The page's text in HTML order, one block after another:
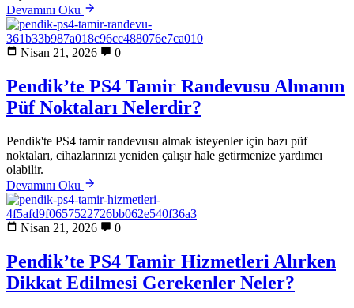
Devamını Oku
Nisan 21, 2026 0
Pendik’te PS4 Tamir Randevusu Almanın
Püf Noktaları Nelerdir?
Pendik'te PS4 tamir randevusu almak isteyenler için bazı püf
noktaları, cihazlarınızı yeniden çalışır hale getirmenize yardımcı
olabilir.
Devamını Oku
Nisan 21, 2026 0
Pendik’te PS4 Tamir Hizmetleri Alırken
Dikkat Edilmesi Gerekenler Neler?